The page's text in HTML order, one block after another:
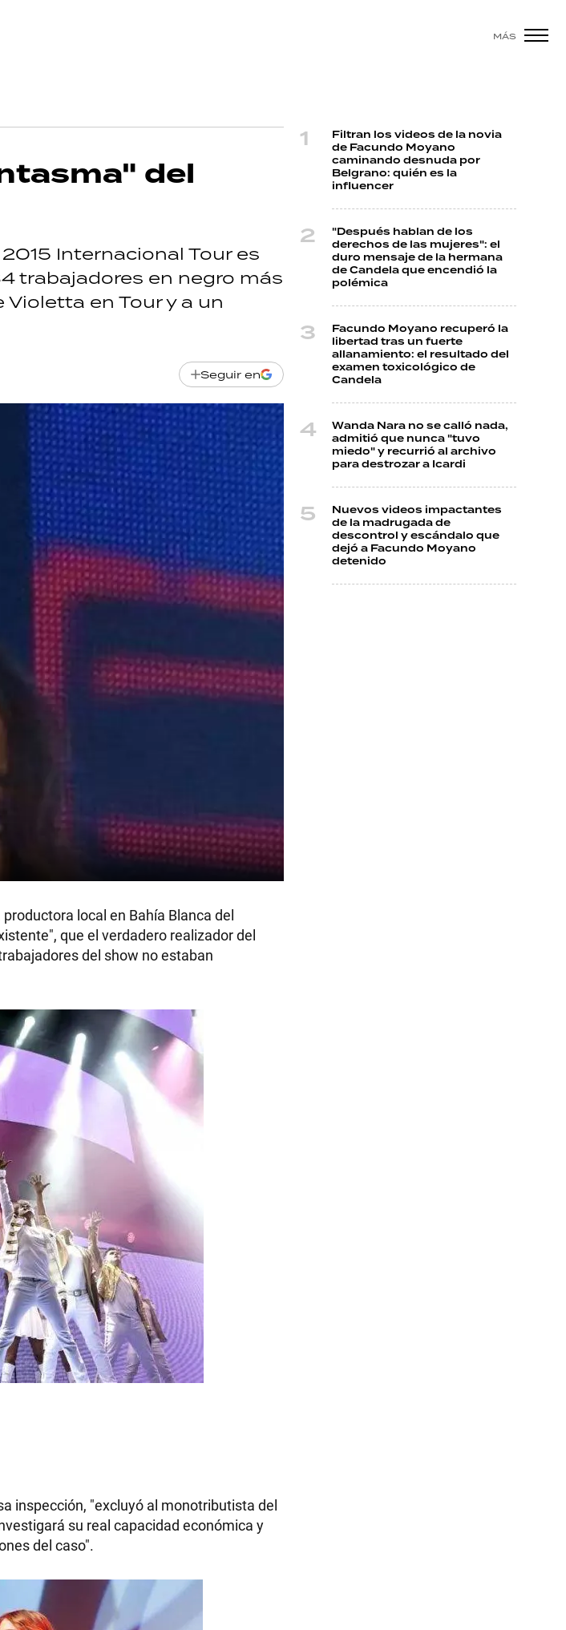
MÁS
del
Internacional Tour es
trabajadores en negro más
en Tour y a un
Seguir en
local en Bahía Blanca del
que el verdadero realizador del
del show no estaban
inspección, "excluyó al monotributista del
su real capacidad económica y
del caso".
Filtran los videos de la novia
de Facundo Moyano
caminando desnuda por
Belgrano: quién es la
influencer
"Después hablan de los
derechos de las mujeres": el
duro mensaje de la hermana
de Candela que encendió la
polémica
Facundo Moyano recuperó la
libertad tras un fuerte
allanamiento: el resultado del
examen toxicológico de
Candela
Wanda Nara no se calló nada,
admitió que nunca "tuvo
miedo" y recurrió al archivo
para destrozar a Icardi
Nuevos videos impactantes
de la madrugada de
descontrol y escándalo que
dejó a Facundo Moyano
detenido
RECETAS
HORÓSCOPO